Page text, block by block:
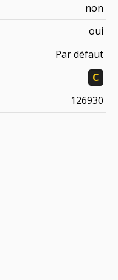
non
oui
Par défaut
C
126930